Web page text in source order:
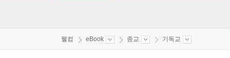
웰컴 eBook 종교 기독교